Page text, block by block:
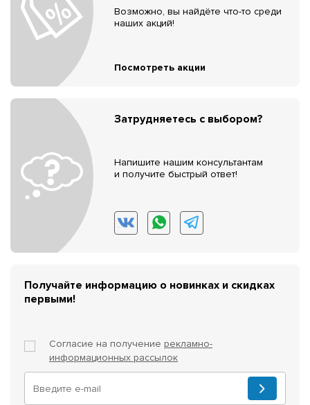
Возможно, вы найдёте что-то среди
наших акций!
Посмотреть акции
Затрудняетесь с выбором?
Напишите нашим консультантам
и получите быстрый ответ!
Получайте информацию о новинках и скидках
первыми!
Согласие на получение рекламно-
информационных рассылок